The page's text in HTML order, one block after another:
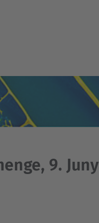
9. Juny